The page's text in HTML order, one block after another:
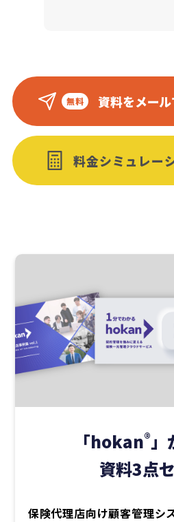
資料をメー
料金シミュレー
「hokan®」
資料3点
保険代理店向け顧客管理